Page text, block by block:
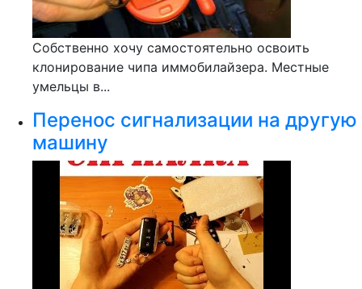
Собственно хочу самостоятельно освоить
клонирование чипа иммобилайзера. Местные
умельцы в...
Перенос сигнализации на другую
машину